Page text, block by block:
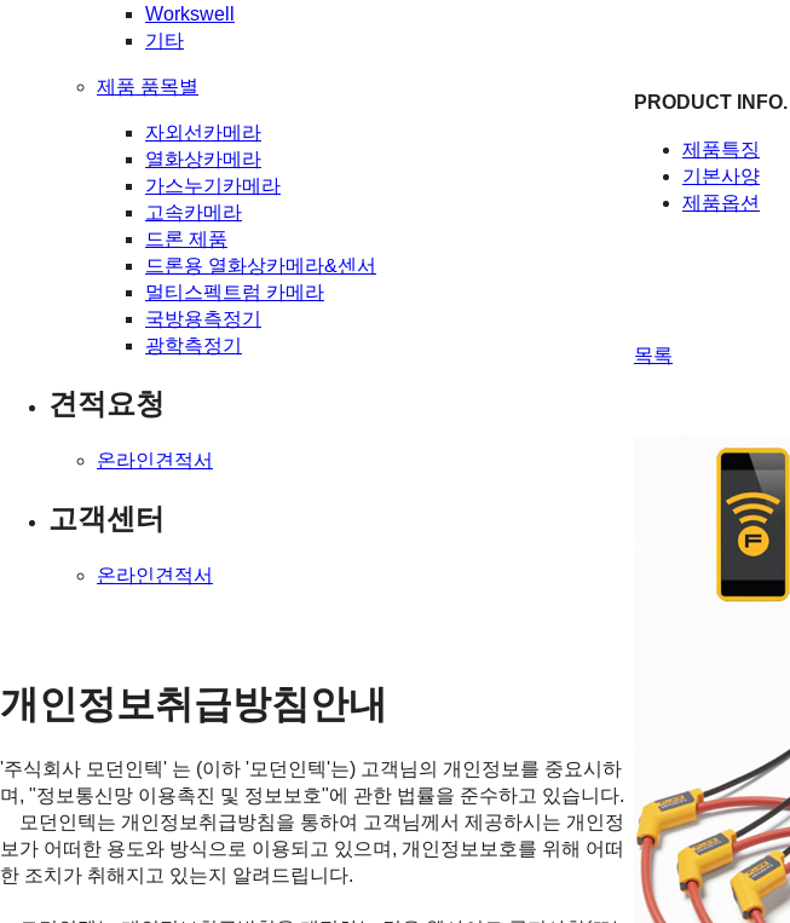
PRODUCT INFO.
제품특징
기본사양
제품옵션
목록
Workswell
기타
제품 품목별
자외선카메라
열화상카메라
가스누기카메라
고속카메라
드론 제품
드론용 열화상카메라&센서
멀티스펙트럼 카메라
국방용측정기
광학측정기
견적요청
온라인견적서
고객센터
온라인견적서
개인정보취급방침안내
'주식회사 모던인텍' 는 (이하 '모던인텍'는) 고객님의 개인정보를 중요시하
며, "정보통신망 이용촉진 및 정보보호"에 관한 법률을 준수하고 있습니다.
모던인텍는 개인정보취급방침을 통하여 고객님께서 제공하시는 개인정
보가 어떠한 용도와 방식으로 이용되고 있으며, 개인정보보호를 위해 어떠
한 조치가 취해지고 있는지 알려드립니다.